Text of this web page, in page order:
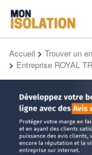
Accueil > Trouver un
> Entreprise ROYAL